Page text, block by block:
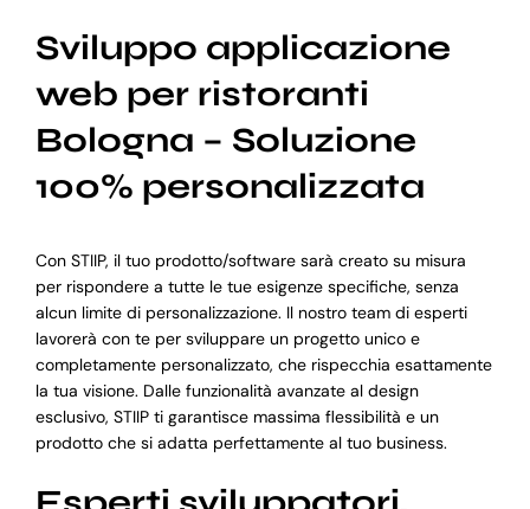
Sviluppo applicazione
web per ristoranti
Bologna – Soluzione
100% personalizzata
Con STIIP, il tuo prodotto/software sarà creato su misura
per rispondere a tutte le tue esigenze specifiche, senza
alcun limite di personalizzazione. Il nostro team di esperti
lavorerà con te per sviluppare un progetto unico e
completamente personalizzato, che rispecchia esattamente
la tua visione. Dalle funzionalità avanzate al design
esclusivo, STIIP ti garantisce massima flessibilità e un
prodotto che si adatta perfettamente al tuo business.